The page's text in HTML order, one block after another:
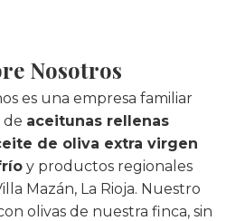
Nosotros
es una empresa familiar
aceitunas rellenas
de oliva extra virgen
y productos regionales
Mazán, La Rioja. Nuestro
olivas de nuestra finca, sin